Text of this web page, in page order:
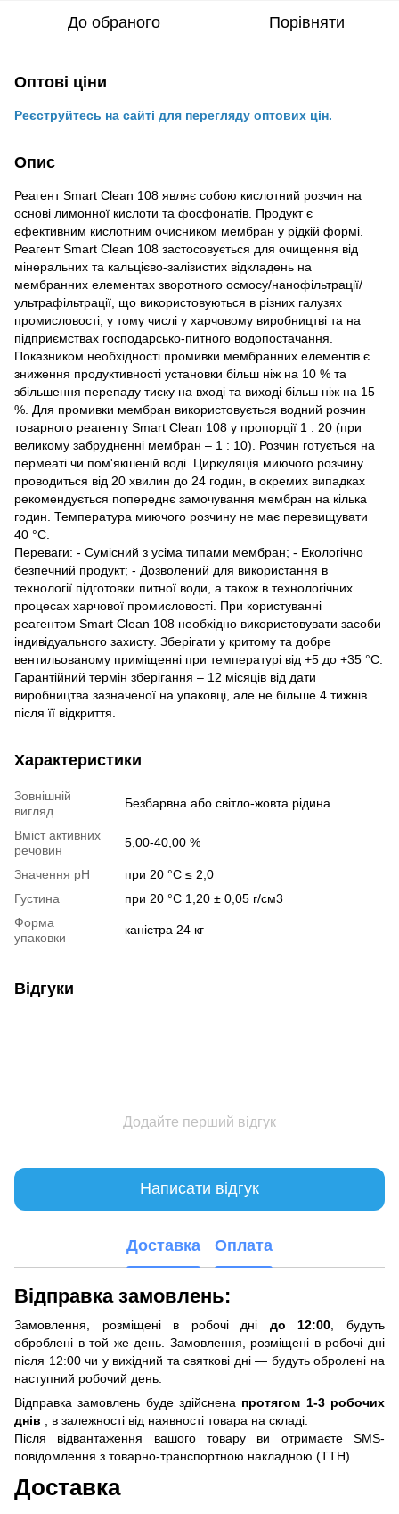
До обраного Порівняти
Оптові ціни
Реєструйтесь на сайті для перегляду оптових цін.
Опис
Реагент Smart Clean 108 являє собою кислотний розчин на
основі лимонної кислоти та фосфонатів. Продукт є
ефективним кислотним очисником мембран у рідкій формі.
Реагент Smart Clean 108 застосовується для очищення від
мінеральних та кальцієво-залізистих відкладень на
мембранних елементах зворотного осмосу/нанофільтрації/
ультрафільтрації, що використовуються в різних галузях
промисловості, у тому числі у харчовому виробництві та на
підприємствах господарсько-питного водопостачання.
Показником необхідності промивки мембранних елементів є
зниження продуктивності установки більш ніж на 10 % та
збільшення перепаду тиску на вході та виході більш ніж на 15
%. Для промивки мембран використовується водний розчин
товарного реагенту Smart Clean 108 у пропорції 1 : 20 (при
великому забрудненні мембран – 1 : 10). Розчин готується на
пермеаті чи пом'якшеній воді. Циркуляція миючого розчину
проводиться від 20 хвилин до 24 годин, в окремих випадках
рекомендується попереднє замочування мембран на кілька
годин. Температура миючого розчину не має перевищувати
40 °C.
Переваги: - Сумісний з усіма типами мембран; - Екологічно
безпечний продукт; - Дозволений для використання в
технології підготовки питної води, а також в технологічних
процесах харчової промисловості. При користуванні
реагентом Smart Clean 108 необхідно використовувати засоби
індивідуального захисту. Зберігати у критому та добре
вентильованому приміщенні при температурі від +5 до +35 °C.
Гарантійний термін зберігання – 12 місяців від дати
виробництва зазначеної на упаковці, але не більше 4 тижнів
після її відкриття.
Характеристики
Зовнішній
вигляд
Безбарвна або світло-жовта рідина
Вміст активних
речовин
5,00-40,00 %
Значення рН
при 20 °С ≤ 2,0
Густина
при 20 °С 1,20 ± 0,05 г/см3
Форма
упаковки
каністра 24 кг
Відгуки
Додайте перший відгук
Написати відгук
Доставка Оплата
Відправка замовлень:
Замовлення, розміщені в робочі дні до 12:00 , будуть
оброблені в той же день. Замовлення, розміщені в робочі дні
після 12:00 чи у вихідний та святкові дні — будуть обролені на
наступний робочий день.
Відправка замовлень буде здійснена протягом 1-3 робочих
днів , в залежності від наявності товара на складі.
Після відвантаження вашого товару ви отримаєте SMS-
повідомлення з товарно-транспортною накладною (ТТН).
Доставка